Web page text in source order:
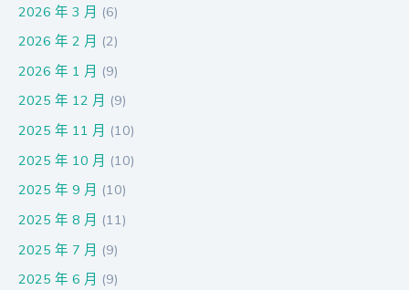
2026 年 3 月 (6)
2026 年 2 月 (2)
2026 年 1 月 (9)
2025 年 12 月 (9)
2025 年 11 月 (10)
2025 年 10 月 (10)
2025 年 9 月 (10)
2025 年 8 月 (11)
2025 年 7 月 (9)
2025 年 6 月 (9)